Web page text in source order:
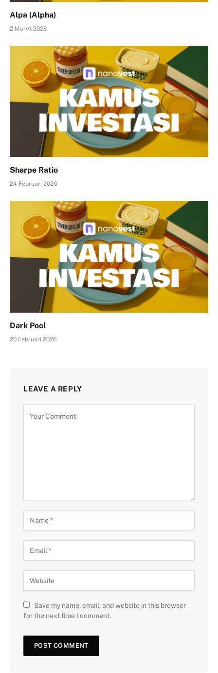
Alpa (Alpha)
2 Maret 2026
Sharpe Ratio
24 Februari 2026
Dark Pool
20 Februari 2026
LEAVE A REPLY
Save my name, email, and website in this browser
for the next time I comment.